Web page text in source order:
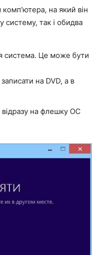
на який він
систему, так і обидва
система. Це може бути
на DVD, а в
відразу на флешку ОС